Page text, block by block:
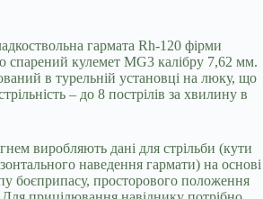
гармата Rh-120 фірми
спарений кулемет MG3 калібру 7,62 мм.
в турельній установці на люку, що
– до 8 пострілів за хвилину в
виробляють дані для стрільби (кути
наведення гармати) на основі
боєприпасу, просторового положення